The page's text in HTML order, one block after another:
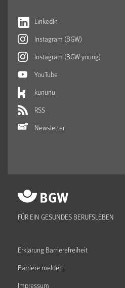
LinkedIn
Instagram (BGW)
Instagram (BGW young)
YouTube
kununu
RSS
Newsletter
FÜR EIN GESUNDES BERUFSLEBEN
Erklärung Barrierefreiheit
Barriere melden
Impressum